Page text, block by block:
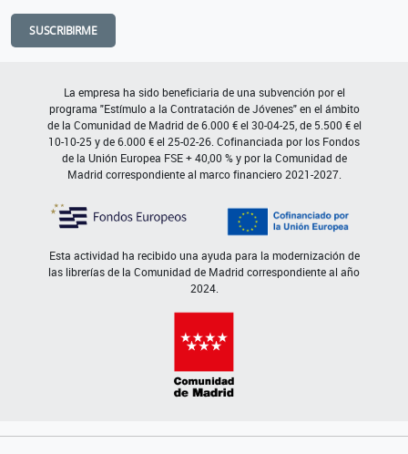
SUSCRIBIRME
La empresa ha sido beneficiaria de una subvención por el
programa "Estímulo a la Contratación de Jóvenes" en el ámbito
de la Comunidad de Madrid de 6.000 € el 30-04-25, de 5.500 € el
10-10-25 y de 6.000 € el 25-02-26. Cofinanciada por los Fondos
de la Unión Europea FSE + 40,00 % y por la Comunidad de
Madrid correspondiente al marco financiero 2021-2027.
Esta actividad ha recibido una ayuda para la modernización de
las librerías de la Comunidad de Madrid correspondiente al año
2024.